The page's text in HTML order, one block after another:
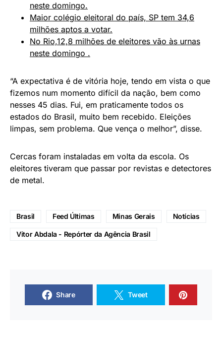
neste domingo.
Maior colégio eleitoral do país, SP tem 34,6
milhões aptos a votar.
No Rio,12,8 milhões de eleitores vão às urnas
neste domingo .
“A expectativa é de vitória hoje, tendo em vista o que
fizemos num momento difícil da nação, bem como
nesses 45 dias. Fui, em praticamente todos os
estados do Brasil, muito bem recebido. Eleições
limpas, sem problema. Que vença o melhor”, disse.
Cercas foram instaladas em volta da escola. Os
eleitores tiveram que passar por revistas e detectores
de metal.
Brasil Feed Últimas Minas Gerais Notícias
Vitor Abdala - Repórter da Agência Brasil
Share Tweet